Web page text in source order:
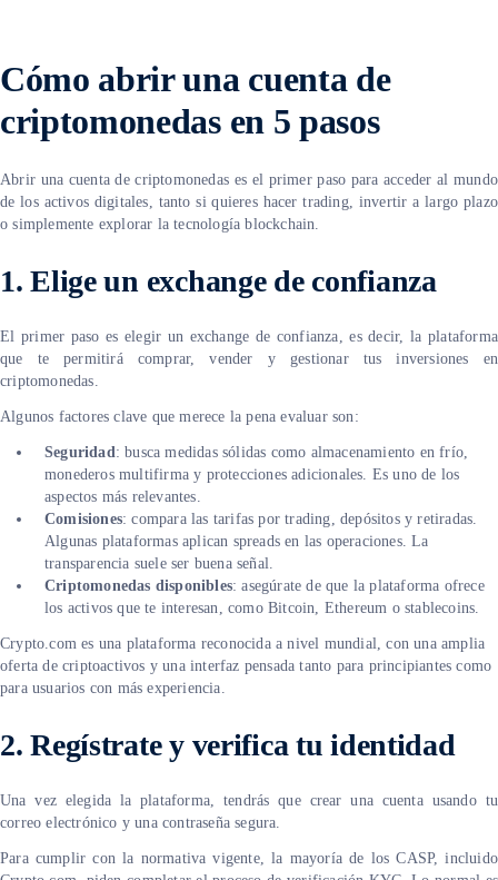
Cómo abrir una cuenta de
criptomonedas en 5 pasos
Abrir una cuenta de criptomonedas es el primer paso para acceder al mundo
de los activos digitales, tanto si quieres hacer trading, invertir a largo plazo
o simplemente explorar la tecnología blockchain.
1. Elige un exchange de confianza
El primer paso es elegir un exchange de confianza, es decir, la plataforma
que te permitirá comprar, vender y gestionar tus inversiones en
criptomonedas.
Algunos factores clave que merece la pena evaluar son:
Seguridad: busca medidas sólidas como almacenamiento en frío,
monederos multifirma y protecciones adicionales. Es uno de los
aspectos más relevantes.
Comisiones: compara las tarifas por trading, depósitos y retiradas.
Algunas plataformas aplican spreads en las operaciones. La
transparencia suele ser buena señal.
Criptomonedas disponibles: asegúrate de que la plataforma ofrece
los activos que te interesan, como Bitcoin, Ethereum o stablecoins.
Crypto.com es una plataforma reconocida a nivel mundial, con una amplia
oferta de criptoactivos y una interfaz pensada tanto para principiantes como
para usuarios con más experiencia.
2.Regístrate y verifica tu identidad
Una vez elegida la plataforma, tendrás que crear una cuenta usando tu
correo electrónico y una contraseña segura.
Para cumplir con la normativa vigente, la mayoría de los CASP, incluido